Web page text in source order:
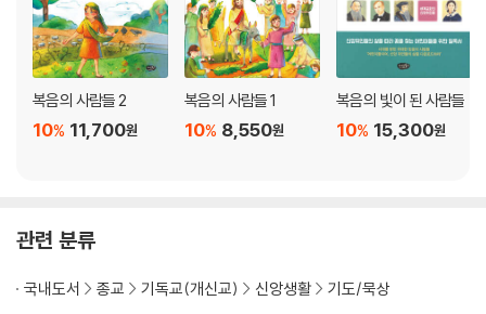
33 요 19:27 보라, 네 어머니라 73
34 요 19:28 내가 목마르다 75
35 요 19:30 다 이루었다 77
36 요 20:15 어찌하여 울며 누구를 찾느냐 79
37 요 20:19 평강이 있을지어다 81
38 요 20:22 성령을 받으라 83
복음의 사람들 2
11,700원
10%
복음의 사람들 1
8,550원
10%
복음의 빛이 된 사람들
15,300원
10%
관련 분류
국내도서 종교 기독교(개신교) 신앙생활 기도/묵상